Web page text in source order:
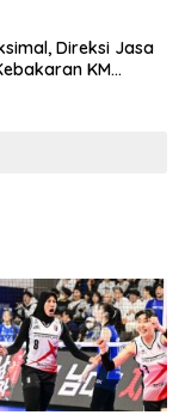
Direksi Jasa
KM